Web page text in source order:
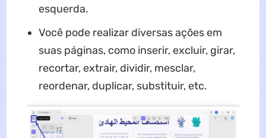
esquerda.
Você pode realizar diversas ações em
suas páginas, como inserir, excluir, girar,
recortar, extrair, dividir, mesclar,
reordenar, duplicar, substituir, etc.